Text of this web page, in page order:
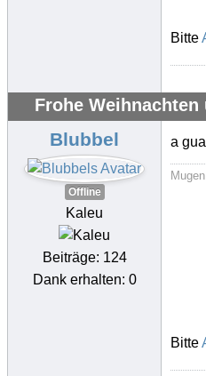
Bitte
Frohe
Blubbel
Offline
Kaleu
Beiträge: 124
Dank erhalten: 0
a
Bitte